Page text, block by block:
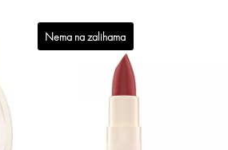
Nema na zalihama